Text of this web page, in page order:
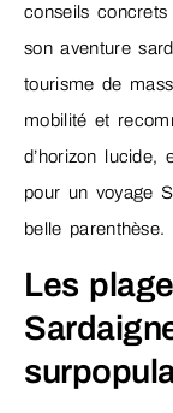
conseils
son aventure
tourisme de
mobilité et
d’horizon lucide,
pour un voyage
belle parenthèse.
Les